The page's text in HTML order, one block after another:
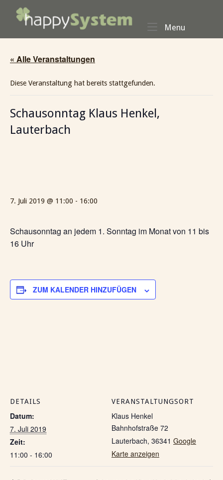
Home
Menu
« Alle Veranstaltungen
Diese Veranstaltung hat bereits stattgefunden.
Schausonntag Klaus Henkel,
Lauterbach
7. Juli 2019 @ 11:00 - 16:00
Schausonntag an jedem 1. Sonntag im Monat von 11 bis
16 Uhr
ZUM KALENDER HINZUFÜGEN
DETAILS
Datum:
7. Juli 2019
Zeit:
11:00 - 16:00
VERANSTALTUNGSORT
Klaus Henkel
Bahnhofstraße 72
Lauterbach, 36341 Google
Karte anzeigen